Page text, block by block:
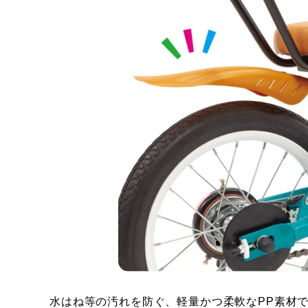
水はね等の汚れを防ぐ、軽量かつ柔軟なPP素材